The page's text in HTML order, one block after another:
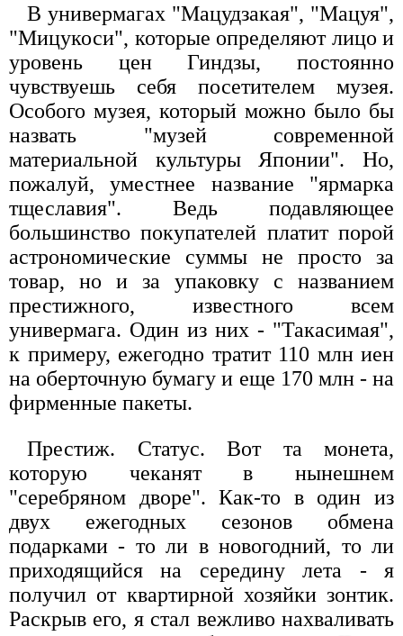
В универмагах "Мацудзакая", "Мацуя",
"Мицукоси", которые определяют лицо и
уровень цен Гиндзы, постоянно
чувствуешь себя посетителем музея.
Особого музея, который можно было бы
назвать "музей современной
материальной культуры Японии". Но,
пожалуй, уместнее название "ярмарка
тщеславия". Ведь подавляющее
большинство покупателей платит порой
астрономические суммы не просто за
товар, но и за упаковку с названием
престижного, известного всем
универмага. Один из них - "Такасимая",
к примеру, ежегодно тратит 110 млн иен
на оберточную бумагу и еще 170 млн - на
фирменные пакеты.
Престиж. Статус. Вот та монета,
которую чеканят в нынешнем
"серебряном дворе". Как-то в один из
двух ежегодных сезонов обмена
подарками - то ли в новогодний, то ли
приходящийся на середину лета - я
получил от квартирной хозяйки зонтик.
Раскрыв его, я стал вежливо нахваливать